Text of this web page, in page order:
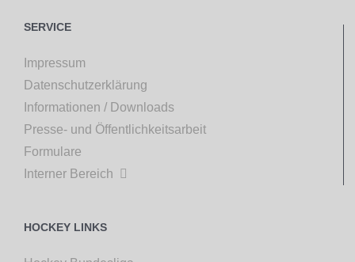
SERVICE
Impressum
Datenschutzerklärung
Informationen / Downloads
Presse- und Öffentlichkeitsarbeit
Formulare
Interner Bereich

HOCKEY LINKS